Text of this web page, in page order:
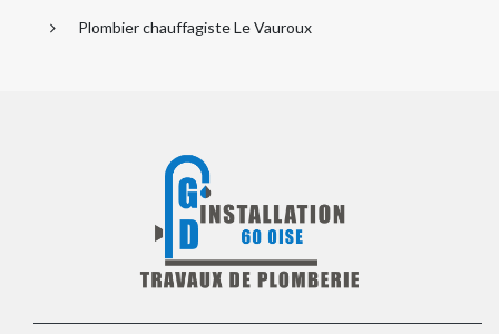
Plombier chauffagiste Le Vauroux